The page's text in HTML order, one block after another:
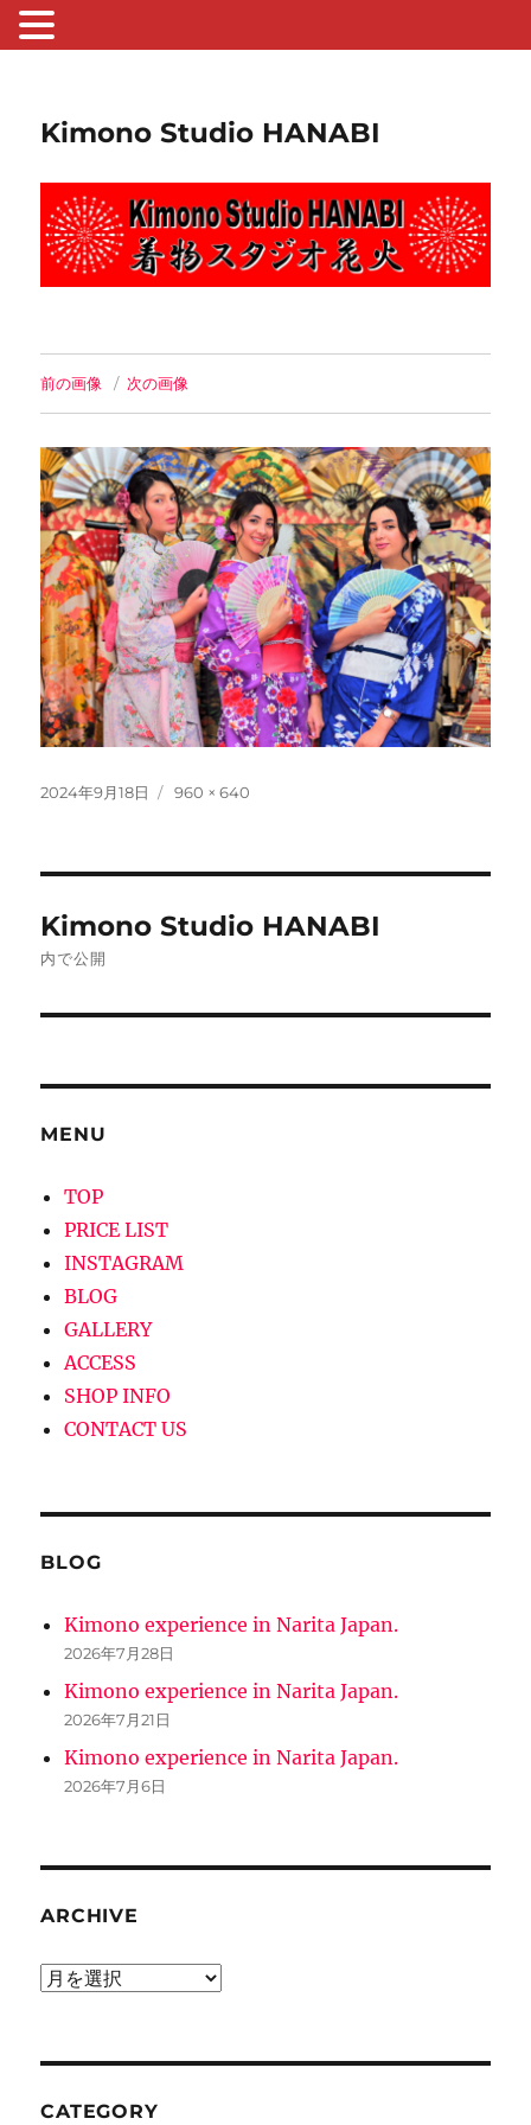
Kimono Studio HANABI
前の画像 次の画像
投
2024年9月18日
フ
960 × 640
稿
ゲ
ー
シ
ョ
ン
Kimono Studio HANABI
内で公開
MENU
TOP
PRICE LIST
INSTAGRAM
BLOG
GALLERY
ACCESS
SHOP INFO
CONTACT US
BLOG
Kimono experience in Narita Japan.
2026年7月28日
Kimono experience in Narita Japan.
2026年7月21日
Kimono experience in Narita Japan.
2026年7月6日
ARCHIVE
ARCHIVE
CATEGORY